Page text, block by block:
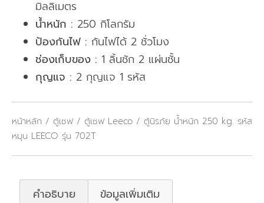
มิลลิเมตร
น้ำหนัก : 250 กิโลกรัม
ป้องกันไฟ : กันไฟได้ 2 ชั่วโมง
ช่องเก็บของ : 1 ลิ้นชัก 2 แผ่นชั้น
กุญแจ : 2 กุญแจ 1 รหัส
หน้าหลัก / ตู้เซฟ/ ตู้เซฟ Leeco / ตู้นิรภัย น้ำหนัก 250 kg. รหัส
หมุน LEECO รุ่น 702T
คำอธิบาย
ข้อมูลเพิ่มเติม